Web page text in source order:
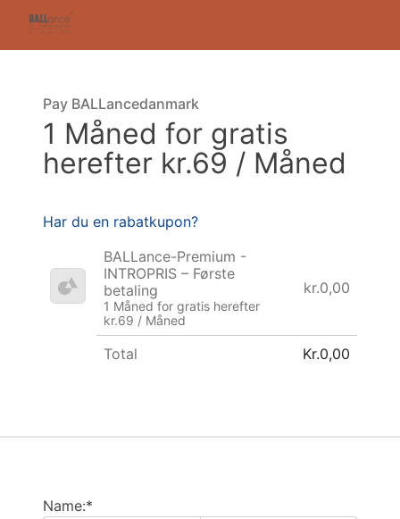
Name:*
Pay BALLancedanmark
1 Måned for gratis
herefter kr.69 / Måned
Har du en rabatkupon?
BALLance-Premium -
INTROPRIS – Første
betaling
1 Måned for gratis herefter
kr.69 / Måned
kr.0,00
Total Kr.0,00